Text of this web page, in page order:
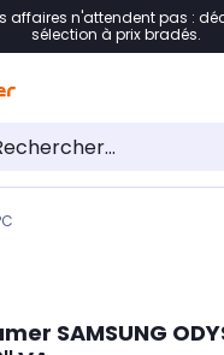
à la navigation
au pied de page
au chatbot
affaires n'attendent pas :
sélection à prix bradés.
SAMSUNG